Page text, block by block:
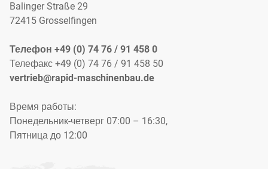
Balinger Straße 29
72415 Grosselfingen
Телефон +49 (0) 74 76 / 91 458 0
Телефакс +49 (0) 74 76 / 91 458 50
vertrieb@rapid-maschinenbau.de
Время работы:
Понедельник-четверг 07:00 – 16:30,
Пятница до 12:00